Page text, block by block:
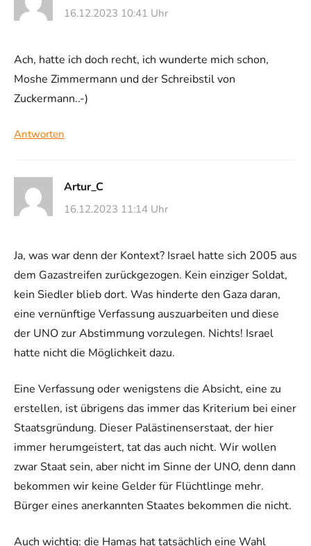
16.12.2023 10:41 Uhr
Ach, hatte ich doch recht, ich wunderte mich schon,
Moshe Zimmermann und der Schreibstil von
Zuckermann..-)
Antworten
Artur_C
16.12.2023 11:14 Uhr
Ja, was war denn der Kontext? Israel hatte sich 2005 aus
dem Gazastreifen zurückgezogen. Kein einziger Soldat,
kein Siedler blieb dort. Was hinderte den Gaza daran,
eine vernünftige Verfassung auszuarbeiten und diese
der UNO zur Abstimmung vorzulegen. Nichts! Israel
hatte nicht die Möglichkeit dazu.
Eine Verfassung oder wenigstens die Absicht, eine zu
erstellen, ist übrigens das immer das Kriterium bei einer
Staatsgründung. Dieser Palästinenserstaat, der hier
immer herumgeistert, tat das auch nicht. Wir wollen
zwar Staat sein, aber nicht im Sinne der UNO, denn dann
bekommen wir keine Gelder für Flüchtlinge mehr.
Bürger eines anerkannten Staates bekommen die nicht.
Auch wichtig: die Hamas hat tatsächlich eine Wahl